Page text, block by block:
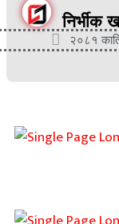
निर्भीक
२०८१